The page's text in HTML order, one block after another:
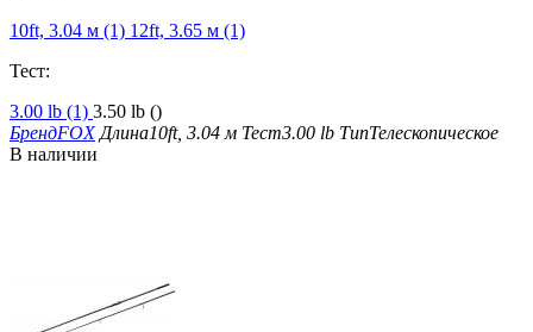
10ft, 3.04 м (1) 12ft, 3.65 м (1)
Тест:
3.00 lb (1) 3.50 lb ()
БрендFOX Длина10ft, 3.04 м Тест3.00 lb ТипТелескопическое
В наличии